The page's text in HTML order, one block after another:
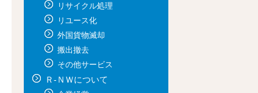
リサイクル処理
リユース化
外国貨物滅却
搬出撤去
その他サービス
Ｒ-ＮＷについて